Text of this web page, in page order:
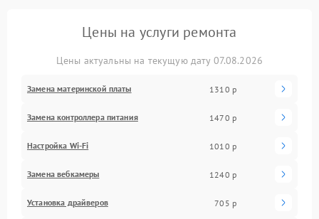
Цены на услуги ремонта
Цены актуальны на текущую дату 07.08.2026
Замена материнской платы 1310 р
Замена контроллера питания 1470 р
Настройка Wi-Fi 1010 р
Замена вебкамеры 1240 р
Установка драйверов 705 р